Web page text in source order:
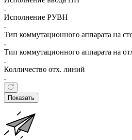
Исполнение РУВН
Тип коммутационного аппарата на
Тип коммутационного аппарата на
Колличество отх. линий
Показать